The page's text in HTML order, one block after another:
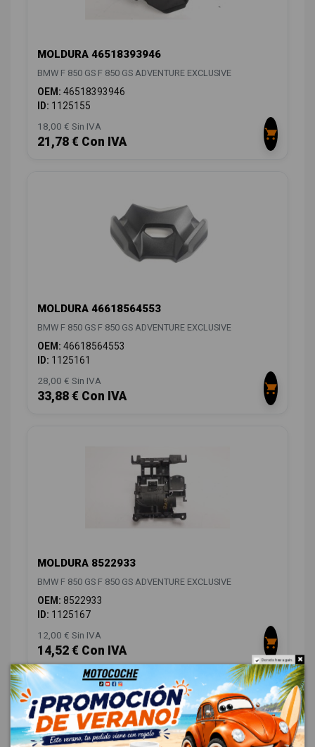
MOLDURA 46518393946
BMW F 850 GS F 850 GS ADVENTURE EXCLUSIVE
OEM: 46518393946
ID: 1125155
18,00 € Sin IVA
21,78 € Con IVA
MOLDURA 46618564553
BMW F 850 GS F 850 GS ADVENTURE EXCLUSIVE
OEM: 46618564553
ID: 1125161
28,00 € Sin IVA
33,88 € Con IVA
MOLDURA 8522933
BMW F 850 GS F 850 GS ADVENTURE EXCLUSIVE
OEM: 8522933
ID: 1125167
12,00 € Sin IVA
14,52 € Con IVA
Do not show again.